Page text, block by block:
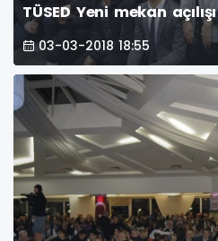
TÜSED Yeni mekan açılışı
03-03-2018 18:55